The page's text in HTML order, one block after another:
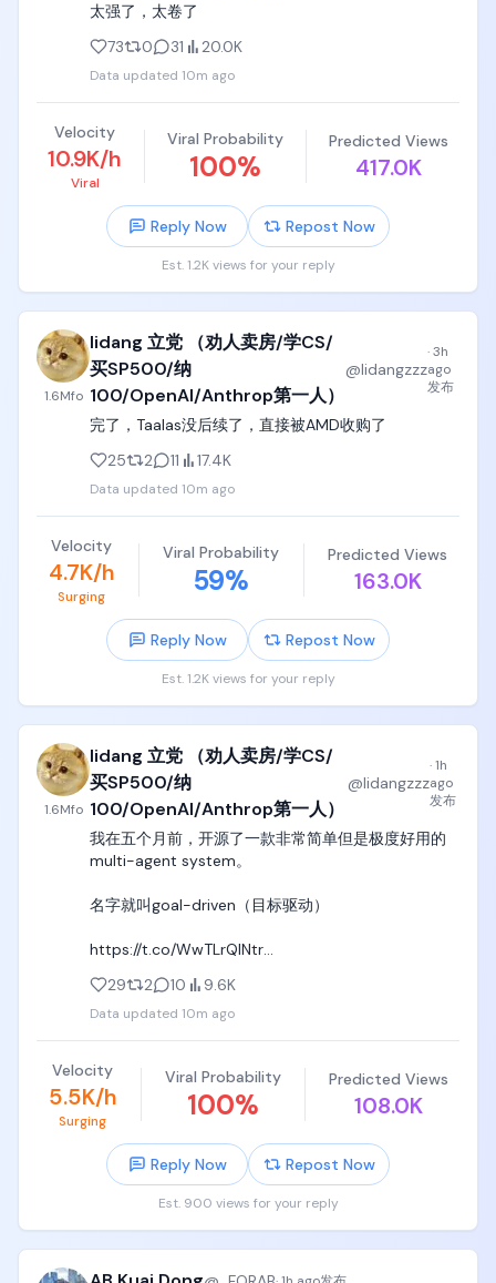
态，就是中国未来10~30年的趋势。很明显，人文社科
专业没有饭吃，头部金融咨询保险行业已经饱和，社
最终能吃饭的人，都是EECS本科专业出身、并且能吃
技术饭的人，这一点毫无疑问。
指望复刻国内餐饮、房地产、商业地产、零售的时代
红利，开个饭馆奶茶店咖啡店躺着数钱，未来已经完
全不现实了；
4. 看清华大学本科生们用脚投票的选择。过去10年
来，清华本科生们几乎绝大多数都最积极抢计算机专
业的名额，进不去计算机的人，也要进电子自动化，
抢科技互联网的饭碗，
进不去EECS的人，也要捏着鼻子把清华本科四年专业
课修完，然后自己偷偷晚上在宿舍一门一门看CMU、
Stanford、MIT的计算机课，刷leetcode，出去狠狠
投简历进科技互联网行业，连文科生都知道要先进阿
里字节小米做两段产品经理实习。
不要觉得他们是傻子，他们用脚投票的结果，才是最
真实的结果；
5. 看中国方针政策选行业。国务院在报告里可以推荐
6G、生物技术、量子计算等等名词，然而国家级产业
基金和各地方基金真金白银孵化扶持的产业，一定是
半导体、新能源、医疗器械、靶向药、高端制造业、
央的一个大政方针就是国家安全，国家安全最重要的
就是产业安全，就是半导体产业安全，所以中国一定
会不惜一切代价、用30~50年的时间，尝试逐步彻底
解决半导体全产业链国产化的问题。
同时中国产业发展趋势一定会模仿日本韩国，能吃掉
的半导体、通信、汽车、消费电子、工控设备产业，
一定本国保护、本国孵化、本国扶持，这块蛋糕不需
点本土产业吃掉市场，就能把产业留在本地，然后进
入国际市场参与竞争，
同时中国因为拥有日本和韩国都比不了的14亿人口巨
大市场，所以美国和欧洲对应的优势产业，在中国本
土也可以孵化出来，比如高端仿制药、自动化无脑找
靶点的创新靶向药、生物医疗器械、主线飞机、高
铁、新能源车、光伏这些产业，靠14亿人市场就能全
6. 还有一大块蛋糕，是国企用牌照和政策垄断的自留
地，典型的就是通信、电力电网、石油、国字号金融
保险、各地方自留的文旅城投产业、道路桥梁产业、
烟草产业等等，有的有增量，有的快死了，但整体都
是国企饭，有关系就能进去。
太强了，太卷了
73
0 31 20.0K
Data updated 10m ago
Velocity
10.9K/h
Viral
Viral Probability
100%
Predicted Views
417.0K
Reply Now Repost Now
Est. 1.2K views for your reply
1.6Mfo
lidang 立党 （劝人卖房/学CS/
买SP500/纳
100/OpenAI/Anthrop第一人）
@lidangzzz
·3h
ago
发布
完了，Taalas没后续了，直接被AMD收购了
25
2 11 17.4K
Data updated 10m ago
Velocity
4.7K/h
Surging
Viral Probability
59%
Predicted Views
163.0K
Reply Now Repost Now
Est. 1.2K views for your reply
1.6Mfo
lidang 立党 （劝人卖房/学CS/
买SP500/纳
100/OpenAI/Anthrop第一人）
@lidangzzz
·1h
ago
发布
我在五个月前，开源了一款非常简单但是极度好用的
multi-agent system。
名字就叫goal-driven（目标驱动）
https://t.co/WwTLrQINtr
原理非常简单，就像我说过的，让一个master agent
不断监督subagent工作，直到subagent完成了工作，
并且master agent亲自认证工作meet the criteria，
符合判据中的要求，
否则就继续无限循环，逼迫subagent持续工作。
顾名思义，goal-driven就是goal-driven，就是一个纯
粹目标驱动的框架，只要根据criteria判据判断达不到
循环，直到彻底实现最终goal（目标）为止。
29 2 10 9.6K
Data updated 10m ago
Velocity
5.5K/h
Surging
Viral Probability
100%
Predicted Views
108.0K
Reply Now Repost Now
Est. 900 views for your reply